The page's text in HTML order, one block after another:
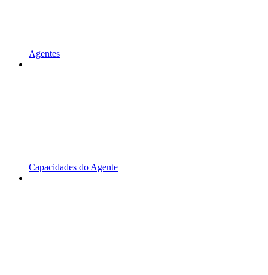
Agentes
Capacidades do Agente